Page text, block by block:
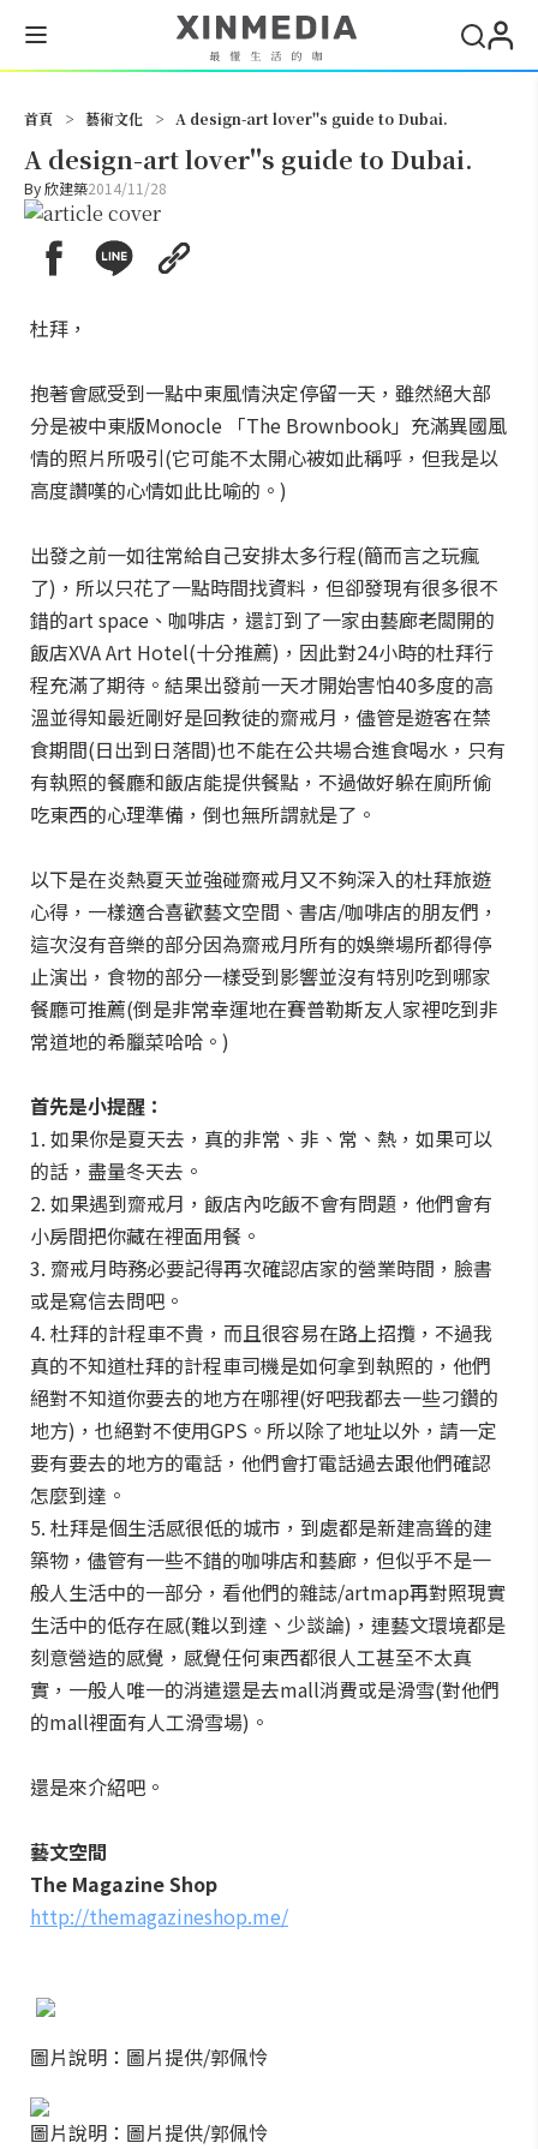
首頁 > 藝術文化 > A design-art lover''s guide to Dubai.
A design-art lover''s guide to Dubai.
By欣建築2014/11/28
杜拜，
抱著會感受到一點中東風情決定停留一天，雖然絕大部
分是被中東版Monocle 「The Brownbook」充滿異國風
情的照片所吸引(它可能不太開心被如此稱呼，但我是以
高度讚嘆的心情如此比喻的。)
出發之前一如往常給自己安排太多行程(簡而言之玩瘋
了)，所以只花了一點時間找資料，但卻發現有很多很不
錯的art space、咖啡店，還訂到了一家由藝廊老闆開的
飯店XVA Art Hotel(十分推薦)，因此對24小時的杜拜行
程充滿了期待。結果出發前一天才開始害怕40多度的高
溫並得知最近剛好是回教徒的齋戒月，儘管是遊客在禁
食期間(日出到日落間)也不能在公共場合進食喝水，只有
有執照的餐廳和飯店能提供餐點，不過做好躲在廁所偷
吃東西的心理準備，倒也無所謂就是了。
以下是在炎熱夏天並強碰齋戒月又不夠深入的杜拜旅遊
心得，一樣適合喜歡藝文空間、書店/咖啡店的朋友們，
這次沒有音樂的部分因為齋戒月所有的娛樂場所都得停
止演出，食物的部分一樣受到影響並沒有特別吃到哪家
餐廳可推薦(倒是非常幸運地在賽普勒斯友人家裡吃到非
常道地的希臘菜哈哈。)
首先是小提醒：
1. 如果你是夏天去，真的非常、非、常、熱，如果可以
的話，盡量冬天去。
2. 如果遇到齋戒月，飯店內吃飯不會有問題，他們會有
小房間把你藏在裡面用餐。
3. 齋戒月時務必要記得再次確認店家的營業時間，臉書
或是寫信去問吧。
4. 杜拜的計程車不貴，而且很容易在路上招攬，不過我
真的不知道杜拜的計程車司機是如何拿到執照的，他們
絕對不知道你要去的地方在哪裡(好吧我都去一些刁鑽的
地方)，也絕對不使用GPS。所以除了地址以外，請一定
要有要去的地方的電話，他們會打電話過去跟他們確認
怎麼到達。
5. 杜拜是個生活感很低的城市，到處都是新建高聳的建
築物，儘管有一些不錯的咖啡店和藝廊，但似乎不是一
般人生活中的一部分，看他們的雜誌/artmap再對照現實
生活中的低存在感(難以到達、少談論)，連藝文環境都是
刻意營造的感覺，感覺任何東西都很人工甚至不太真
實，一般人唯一的消遣還是去mall消費或是滑雪(對他們
的mall裡面有人工滑雪場)。
還是來介紹吧。
藝文空間
The Magazine Shop
http://themagazineshop.me/
圖片說明：圖片提供/郭佩怜
圖片說明：圖片提供/郭佩怜